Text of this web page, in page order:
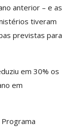
anterior – e as
tiveram
previstas para
em 30% os
em